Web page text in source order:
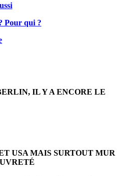
Pour qui ?
IL Y A ENCORE LE
USA MAIS SURTOUT MUR